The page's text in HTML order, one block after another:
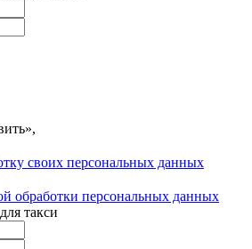
своих персональных данных
обработки персональных данных
такси